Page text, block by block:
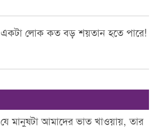
একটা লোক কত বড় শয়তান হতে পারে!
যে মানুষটা আমাদের ভাত খাওয়ায়, তার